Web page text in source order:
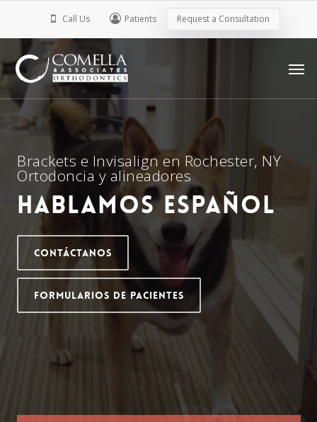
content
Call Us Patients Request a Consultation
Brackets e Invisalign en Rochester, NY
Ortodoncia y alineadores
Hablamos español
Contáctanos
Formularios De Pacientes